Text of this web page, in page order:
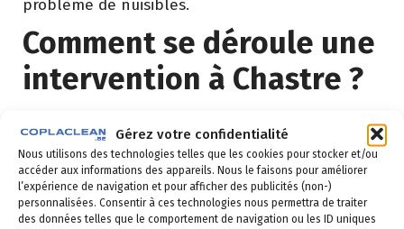
Gérez votre confidentialité
Nous utilisons des technologies telles que les cookies pour stocker et/ou
accéder aux informations des appareils. Nous le faisons pour améliorer
l’expérience de navigation et pour afficher des publicités (non-)
personnalisées. Consentir à ces technologies nous permettra de traiter
des données telles que le comportement de navigation ou les ID uniques
problème de nuisibles.
Comment se déroule une
intervention à Chastre ?
Demande de devis
: vous remplissez le
formulaire ci-dessous ou vous nous appelez au
02 523 21 89. Réponse sous 24h.
Diagnostic gratuit: notre technicien vient
identifier la nuisance et son origine.